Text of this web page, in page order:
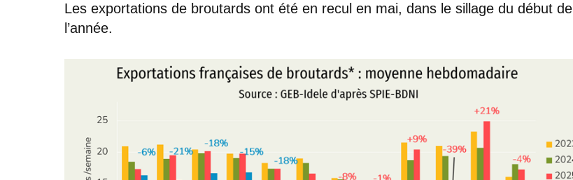
Les exportations de broutards ont été en recul en mai, dans le sillage du début de
l’année.